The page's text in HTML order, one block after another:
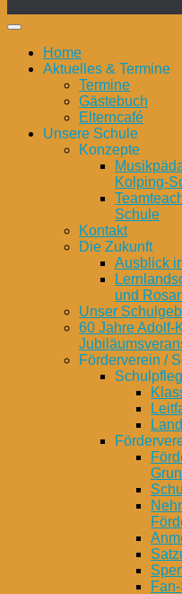
Home
Aktuelles & Termine
Termine
Gästebuch
Elterncafé
Unsere Schule
Konzepte
Kolping-
Schule
Kontakt
Die Zukunft
Ausblick
und
Unser
60 Jahre Adolf-
Förderverein /